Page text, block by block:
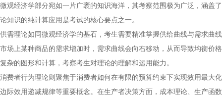
微观经济学部分宛如一片广袤的知识海洋，其考察范围极为广泛，涵盖
论知识的纯计算应用是考试的核心要点之一。
供需理论如同微观经济学的基石，考生需要精准掌握供给曲线与需求曲
市场上某种商品的需求增加时，需求曲线会向右移动，从而导致均衡价
复杂的图形和计算，考察考生对理论的理解和运用能力。
消费者行为理论则聚焦于消费者如何在有限的预算约束下实现效用最大
边际效用递减规律等重要概念。在生产者决策方面，成本理论、生产函